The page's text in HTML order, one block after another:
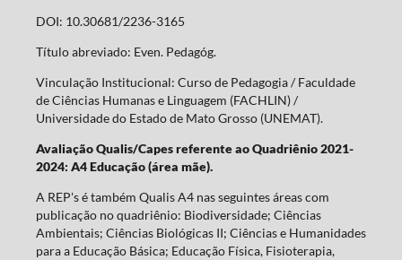
DOI: 10.30681/2236-3165
Título abreviado: Even. Pedagóg.
Vinculação Institucional: Curso de Pedagogia / Faculdade
de Ciências Humanas e Linguagem (FACHLIN) /
Universidade do Estado de Mato Grosso (UNEMAT).
Avaliação Qualis/Capes referente ao Quadriênio 2021-
2024: A4 Educação (área mãe).
A REP's é também Qualis A4 nas seguintes áreas com
publicação no quadriênio: Biodiversidade; Ciências
Ambientais; Ciências Biológicas II; Ciências e Humanidades
para a Educação Básica; Educação Física, Fisioterapia,